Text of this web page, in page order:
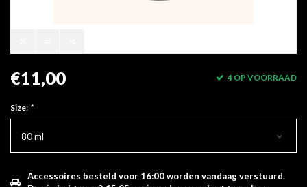
€11,00 4 OP VOORRAAD
Size: *
80 ml
Accessoires besteld voor 16:00 worden vandaag verstuurd.